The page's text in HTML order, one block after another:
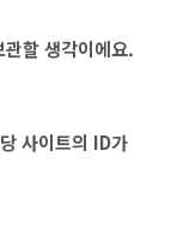
할 생각이에요.
사이트의 ID가